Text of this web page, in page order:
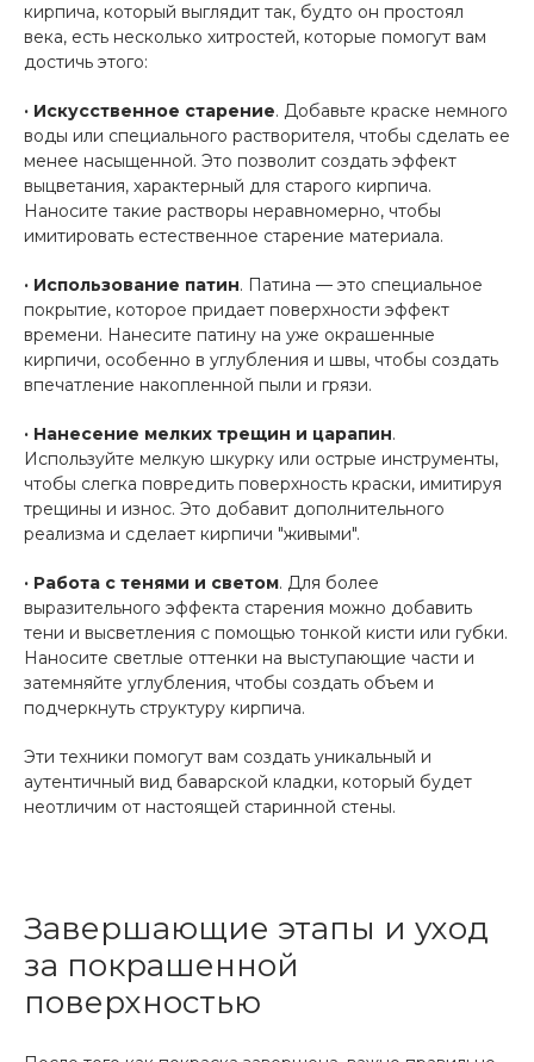
кирпича, который выглядит так, будто он простоял
века, есть несколько хитростей, которые помогут вам
достичь этого:
· Искусственное старение. Добавьте краске немного
воды или специального растворителя, чтобы сделать ее
менее насыщенной. Это позволит создать эффект
выцветания, характерный для старого кирпича.
Наносите такие растворы неравномерно, чтобы
имитировать естественное старение материала.
· Использование патин. Патина — это специальное
покрытие, которое придает поверхности эффект
времени. Нанесите патину на уже окрашенные
кирпичи, особенно в углубления и швы, чтобы создать
впечатление накопленной пыли и грязи.
· Нанесение мелких трещин и царапин.
Используйте мелкую шкурку или острые инструменты,
чтобы слегка повредить поверхность краски, имитируя
трещины и износ. Это добавит дополнительного
реализма и сделает кирпичи "живыми".
· Работа с тенями и светом. Для более
выразительного эффекта старения можно добавить
тени и высветления с помощью тонкой кисти или губки.
Наносите светлые оттенки на выступающие части и
затемняйте углубления, чтобы создать объем и
подчеркнуть структуру кирпича.
Эти техники помогут вам создать уникальный и
аутентичный вид баварской кладки, который будет
неотличим от настоящей старинной стены.
Завершающие этапы и уход
за покрашенной
поверхностью